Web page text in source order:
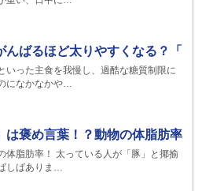
んばるほど太りやすくなる？「
いった主食を我慢し、過酷な糖質制限に
になかなかや…
は褒め言葉！？動物の体脂肪率
体脂肪率！ 太っている人が「豚」と揶揄
しばありま…